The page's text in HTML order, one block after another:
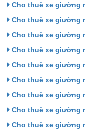
Cho thuê xe giường
Cho thuê xe giường
Cho thuê xe giường
Cho thuê xe giường
Cho thuê xe giường
Cho thuê xe giường
Cho thuê xe giường
Cho thuê xe giường
Cho thuê xe giường